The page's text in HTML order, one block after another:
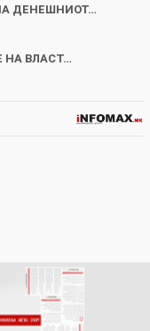
ДЕНЕШНИОТ…
НА ВЛАСТ…